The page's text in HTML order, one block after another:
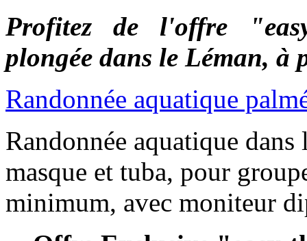
Profitez de l'offre
plongée dans le Léman,
Randonnée aquatique
Randonnée aquatique
masque et tuba, pour
minimum, avec moniteur